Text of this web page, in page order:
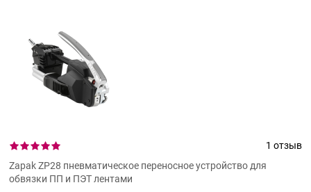
1 отзыв
Zapak ZP28 пневматическое переносное устройство для
обвязки ПП и ПЭТ лентами